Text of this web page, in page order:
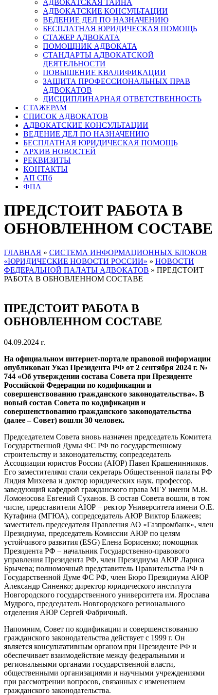
АДВОКАТСКАЯ ТАЙНА
АДВОКАТСКИЕ КОНСУЛЬТАЦИИ
ВЕДЕНИЕ ДЕЛ ПО НАЗНАЧЕНИЮ
БЕСПЛАТНАЯ ЮРИДИЧЕСКАЯ ПОМОЩЬ
СТАЖЕР АДВОКАТА
ПОМОЩНИК АДВОКАТА
СТАНДАРТЫ АДВОКАТСКОЙ
ДЕЯТЕЛЬНОСТИ
ПОВЫШЕНИЕ КВАЛИФИКАЦИИ
ЗАЩИТА ПРОФЕССИОНАЛЬНЫХ ПРАВ
АДВОКАТОВ
ДИСЦИПЛИНАРНАЯ ОТВЕТСТВЕННОСТЬ
СТАЖЕРАМ
СПИСОК АДВОКАТОВ
АДВОКАТСКИЕ КОНСУЛЬТАЦИИ
ВЕДЕНИЕ ДЕЛ ПО НАЗНАЧЕНИЮ
БЕСПЛАТНАЯ ЮРИДИЧЕСКАЯ ПОМОЩЬ
АРХИВ НОВОСТЕЙ
РЕКВИЗИТЫ
КОНТАКТЫ
АП СПб
ФПА
ПРЕДСТОИТ РАБОТА В
ОБНОВЛЕННОМ СОСТАВЕ
ГЛАВНАЯ » СИСТЕМА ИНФОРМАЦИОННЫХ БЛОКОВ
«ЮРИДИЧЕСКИЕ НОВОСТИ РОССИИ» » НОВОСТИ
ФЕДЕРАЛЬНОЙ ПАЛАТЫ АДВОКАТОВ » ПРЕДСТОИТ
РАБОТА В ОБНОВЛЕННОМ СОСТАВЕ
ПРЕДСТОИТ РАБОТА В
ОБНОВЛЕННОМ СОСТАВЕ
04.09.2024 г.
На официальном интернет-портале правовой информации
опубликован Указ Президента РФ от 2 сентября 2024 г. №
744 «Об утверждении состава Совета при Президенте
Российской Федерации по кодификации и
совершенствованию гражданского законодательства». В
новый состав Совета по кодификации и
совершенствованию гражданского законодательства
(далее – Совет) вошли 30 человек.
Председателем Совета вновь назначен председатель Комитета
Государственной Думы ФС РФ по государственному
строительству и законодательству, сопредседатель
Ассоциации юристов России (АЮР) Павел Крашенинников.
Его заместителями стали секретарь Общественной палаты РФ
Лидия Михеева и доктор юридических наук, профессор,
заведующий кафедрой гражданского права МГУ имени М.В.
Ломоносова Евгений Суханов. В состав Совета вошли, в том
числе, представители АЮР – ректор Университета имени О.Е.
Кутафина (МГЮА), сопредседатель АЮР Виктор Блажеев;
заместитель председателя Правления АО «Газпромбанк», член
Президиума, председатель Комиссии АЮР по целям
устойчивого развития (ESG) Елена Борисенко; помощник
Президента РФ – начальник Государственно-правового
управления Президента РФ, член Президиума АЮР Лариса
Брычева; полномочный представитель Правительства РФ в
Государственной Думе ФС РФ, член Бюро Президиума АЮР
Александр Синенко; директор юридического института
Новгородского государственного университета им. Ярослава
Мудрого, председатель Новгородского регионального
отделения АЮР Сергей Фабричный.
Напомним, Совет по кодификации и совершенствованию
гражданского законодательства действует с 1999 г. Он
является консультативным органом при Президенте РФ и
обеспечивает взаимодействие между федеральными и
региональными органами государственной власти,
общественными организациями и научными учреждениями
при рассмотрении вопросов, связанных с изменением
гражданского законодательства.